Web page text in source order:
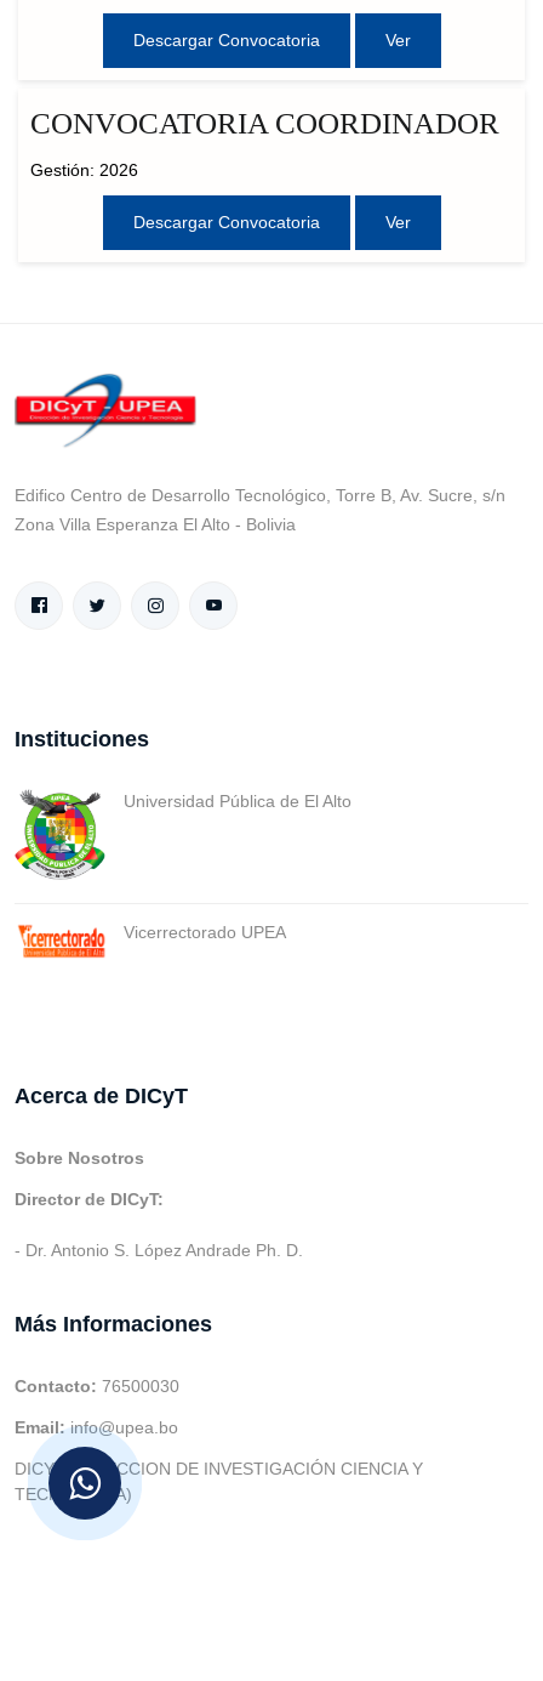
Descargar Convocatoria Ver
CONVOCATORIA COORDINADOR
Gestión: 2026
Descargar Convocatoria Ver
Edifico Centro de Desarrollo Tecnológico, Torre B, Av. Sucre, s/n
Zona Villa Esperanza El Alto - Bolivia
Instituciones
Universidad Pública de El Alto
Vicerrectorado UPEA
Acerca de DICyT
Sobre Nosotros
Director de DICyT:
- Dr. Antonio S. López Andrade Ph. D.
Más Informaciones
Contacto: 76500030
Email:info@upea.bo
DICYT (DIRECCION DE INVESTIGACIÓN CIENCIA Y
TECNOLOGIA)